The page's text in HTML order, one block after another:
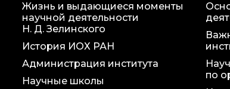
Жизнь и выдающиеся моменты
научной деятельности
Н. Д. Зелинского
История ИОХ РАН
Администрация института
Научные школы
по